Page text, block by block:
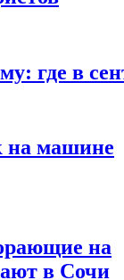
где в
на машине
на
в Сочи